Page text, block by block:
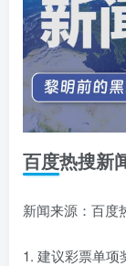
百度热搜新
新闻来源：百度
1. 建议彩票单项